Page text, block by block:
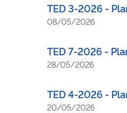
TED 3-2026 -
08/05/2026
TED 7-2026 -
28/05/2026
TED 4-2026 -
20/05/2026